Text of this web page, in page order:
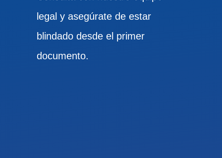
legal y asegúrate de estar
blindado desde el primer
documento.